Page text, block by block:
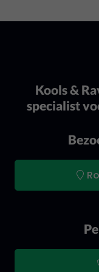
Kools &
specialist